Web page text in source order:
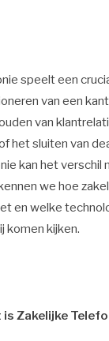
speelt een
van een
van
het sluiten van
kan het verschil
we hoe
en welke
komen kijken.
is Zakelijke